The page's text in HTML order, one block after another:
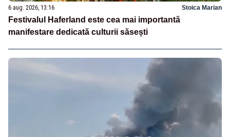
6 aug. 2026, 13:16 Stoica Marian
Festivalul Haferland este cea mai importantă
manifestare dedicată culturii săsești